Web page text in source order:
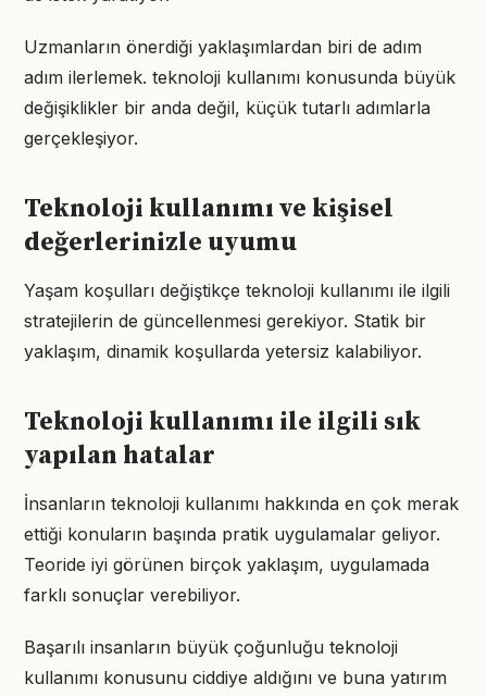
Uzmanların önerdiği yaklaşımlardan biri de adım
adım ilerlemek. teknoloji kullanımı konusunda büyük
değişiklikler bir anda değil, küçük tutarlı adımlarla
gerçekleşiyor.
Teknoloji kullanımı ve kişisel
değerlerinizle uyumu
Yaşam koşulları değiştikçe teknoloji kullanımı ile ilgili
stratejilerin de güncellenmesi gerekiyor. Statik bir
yaklaşım, dinamik koşullarda yetersiz kalabiliyor.
Teknoloji kullanımı ile ilgili sık
yapılan hatalar
İnsanların teknoloji kullanımı hakkında en çok merak
ettiği konuların başında pratik uygulamalar geliyor.
Teoride iyi görünen birçok yaklaşım, uygulamada
farklı sonuçlar verebiliyor.
Başarılı insanların büyük çoğunluğu teknoloji
kullanımı konusunu ciddiye aldığını ve buna yatırım